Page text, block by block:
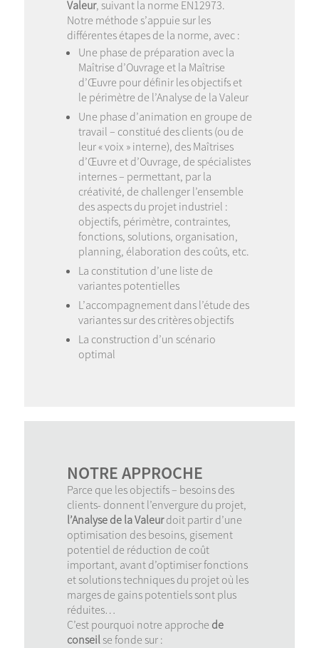
Valeur, suivant la norme EN12973.
Notre méthode s’appuie sur les
différentes étapes de la norme, avec :
Une phase de préparation avec la
Maîtrise d’Ouvrage et la Maîtrise
d’Œuvre pour définir les objectifs et
le périmètre de l’Analyse de la Valeur
Une phase d’animation en groupe de
travail – constitué des clients (ou de
leur « voix » interne), des Maîtrises
d’Œuvre et d’Ouvrage, de spécialistes
internes – permettant, par la
créativité, de challenger l’ensemble
des aspects du projet industriel :
objectifs, périmètre, contraintes,
fonctions, solutions, organisation,
planning, élaboration des coûts, etc.
La constitution d’une liste de
variantes potentielles
L’accompagnement dans l’étude des
variantes sur des critères objectifs
La construction d’un scénario
optimal
NOTRE APPROCHE
Parce que les objectifs – besoins des
clients- donnent l’envergure du projet,
l’Analyse de la Valeurdoit partir d’une
optimisation des besoins, gisement
potentiel de réduction de coût
important, avant d’optimiser fonctions
et solutions techniques du projet où les
marges de gains potentiels sont plus
réduites…
C’est pourquoi notre approche de
conseilse fonde sur :